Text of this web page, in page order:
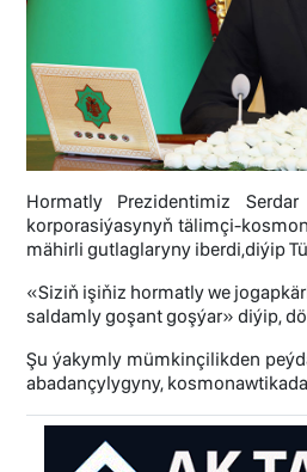
Hormatly Prezidentimiz
korporasiýasynyň tälimçi-
mähirli gutlaglaryny iberdi,diýip
«Siziň işiňiz hormatly we
saldamly goşant goşýar» diýip,
Şu ýakymly mümkinçilikden
abadançylygyny,